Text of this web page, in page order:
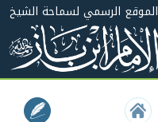
الموقع الرسمي لسماحة الشيخ